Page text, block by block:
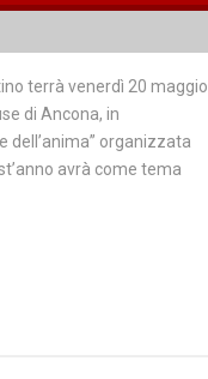
terrà venerdì 20 maggio
di Ancona, in
dell’anima” organizzata
avrà come tema